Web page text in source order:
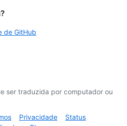
de GitHub
ser traduzida por computador ou
Privacidade
Status